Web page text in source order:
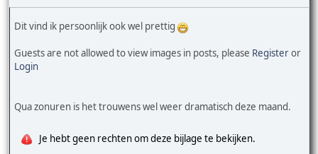
Dit vind ik persoonlijk ook wel prettig
Guests are not allowed to view images in posts, please Registeror
Login
Qua zonuren is het trouwens wel weer dramatisch deze maand.
Je hebt geen rechten om deze bijlage te bekijken.